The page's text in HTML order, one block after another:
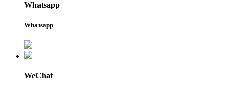
Whatsapp
Whatsapp
WeChat